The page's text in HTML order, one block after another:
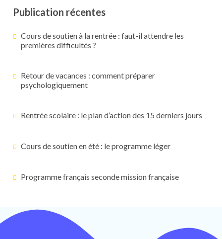
Publication récentes
Cours de soutien à la rentrée : faut-il attendre les
premières difficultés ?
Retour de vacances : comment préparer
psychologiquement
Rentrée scolaire : le plan d’action des 15 derniers jours
Cours de soutien en été : le programme léger
Programme français seconde mission française